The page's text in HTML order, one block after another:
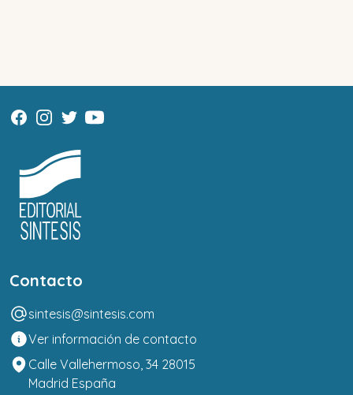
Contacto
sintesis@sintesis.com
Ver información de contacto
Calle Vallehermoso, 34 28015
Madrid España